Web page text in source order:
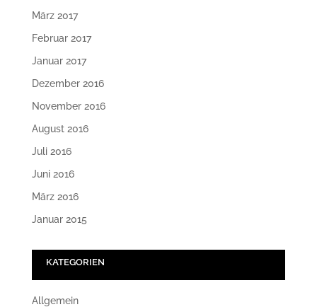
März 2017
Februar 2017
Januar 2017
Dezember 2016
November 2016
August 2016
Juli 2016
Juni 2016
März 2016
Januar 2015
KATEGORIEN
Allgemein